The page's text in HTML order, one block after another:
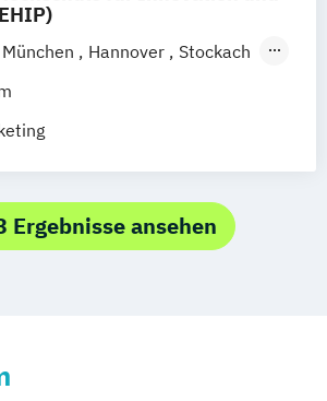
Frankfurt am Main
Oberspreewald-Lausitz bei
München Hannover
Stockach
Duisburg Essen
Main Hamm Karlsruhe
Mönchengladbach Münster
Ergebnisse ansehen